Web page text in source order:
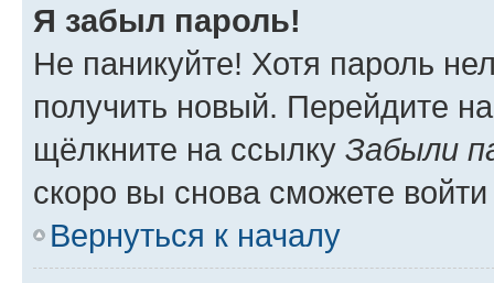
Я забыл пароль!
Не паникуйте! Хотя пароль
получить новый. Перейдите
щёлкните на ссылку Забыли
скоро вы снова сможете
Вернуться к началу